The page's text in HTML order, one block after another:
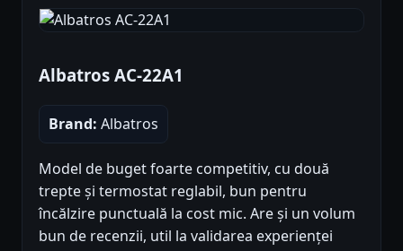
Albatros AC-22A1
Brand: Albatros
Model de buget foarte competitiv, cu două
trepte și termostat reglabil, bun pentru
încălzire punctuală la cost mic. Are și un volum
bun de recenzii, util la validarea experienței